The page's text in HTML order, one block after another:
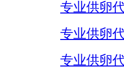
专业供卵
专业供卵
专业供卵